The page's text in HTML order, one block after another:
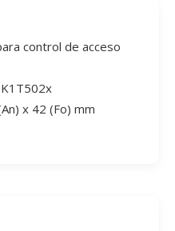
control de acceso
x 42 (Fo) mm